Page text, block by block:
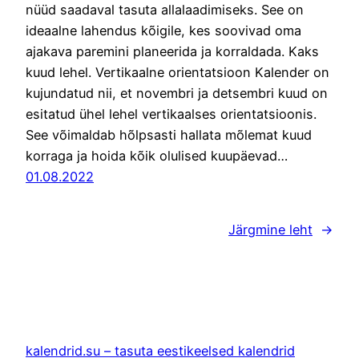
nüüd saadaval tasuta allalaadimiseks. See on
ideaalne lahendus kõigile, kes soovivad oma
ajakava paremini planeerida ja korraldada. Kaks
kuud lehel. Vertikaalne orientatsioon Kalender on
kujundatud nii, et novembri ja detsembri kuud on
esitatud ühel lehel vertikaalses orientatsioonis.
See võimaldab hõlpsasti hallata mõlemat kuud
korraga ja hoida kõik olulised kuupäevad…
01.08.2022
Järgmine leht →
kalendrid.su – tasuta eestikeelsed kalendrid